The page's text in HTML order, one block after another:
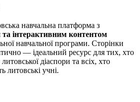
навчальна платформа з
інтерактивним контентом
навчальної програми. Сторінки
— ідеальний ресурс для тих, хто
діаспори та всіх, хто
литовські учні.